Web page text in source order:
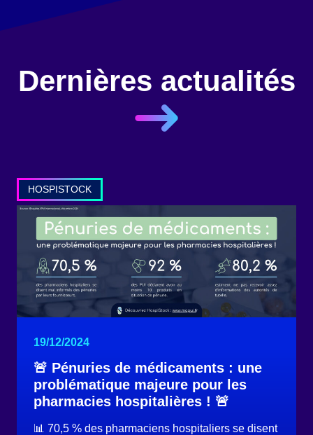
Dernières actualités
HOSPISTOCK
19/12/2024
🚨 Pénuries de médicaments : une
problématique majeure pour les
pharmacies hospitalières ! 🚨
📊 70,5 % des pharmaciens hospitaliers se disent